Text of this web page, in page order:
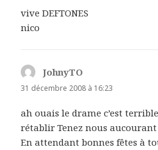
vive DEFTONES
nico
JohnyTO
31 décembre 2008 à 16:23
ah ouais le drame c’est terrible
rétablir Tenez nous aucourant
En attendant bonnes fêtes à